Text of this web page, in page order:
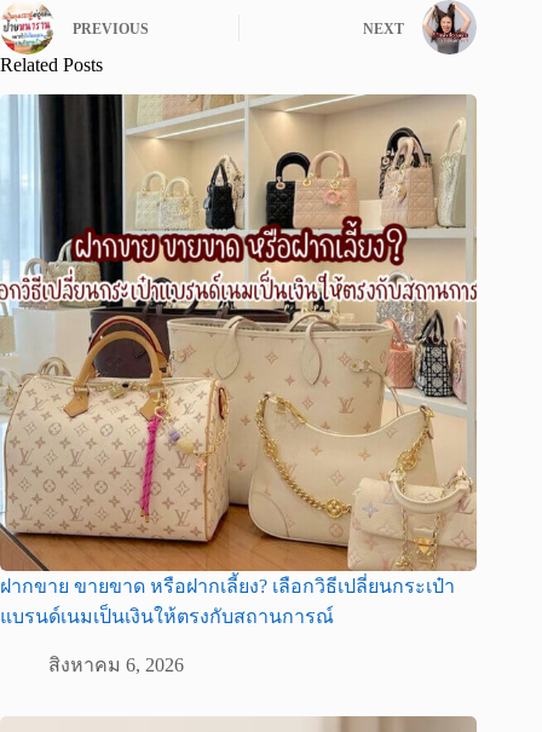
PREVIOUS NEXT
Related Posts
ฝากขาย ขายขาด หรือฝากเลี้ยง? เลือกวิธีเปลี่ยนกระเป๋า
แบรนด์เนมเป็นเงินให้ตรงกับสถานการณ์
สิงหาคม 6, 2026